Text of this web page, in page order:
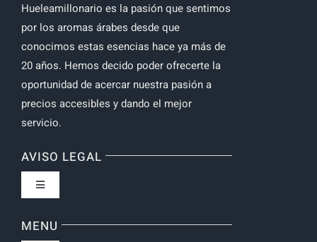
Hueleamillonario es la pasión que sentimos
por los aromas árabes desde que
conocimos estas esencias hace ya más de
20 años. Hemos decido poder ofrecerte la
oportunidad de acercar nuestra pasión a
precios accesibles y dando el mejor
servicio.
AVISO LEGAL
Toggle
Política de privacidad
MENU